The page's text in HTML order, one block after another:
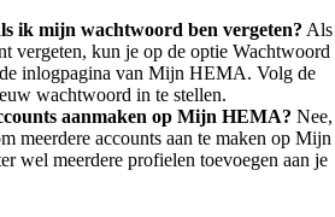
ik mijn wachtwoord ben vergeten? Als
vergeten, kun je op de optie Wachtwoord
inlogpagina van Mijn HEMA. Volg de
wachtwoord in te stellen.
aanmaken op Mijn HEMA? Nee,
meerdere accounts aan te maken op Mijn
wel meerdere profielen toevoegen aan je